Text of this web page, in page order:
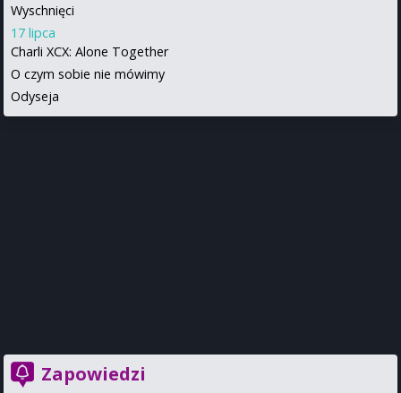
Wyschnięci
17 lipca
Charli XCX: Alone Together
O czym sobie nie mówimy
Odyseja
Zapowiedzi